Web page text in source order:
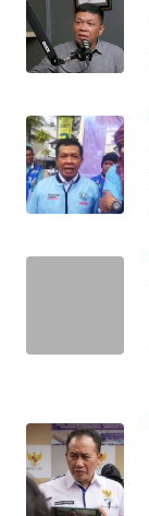
RIAU
SERAMBI
WN
JAMBI
WN
NTB
WN
SULTENG
WN